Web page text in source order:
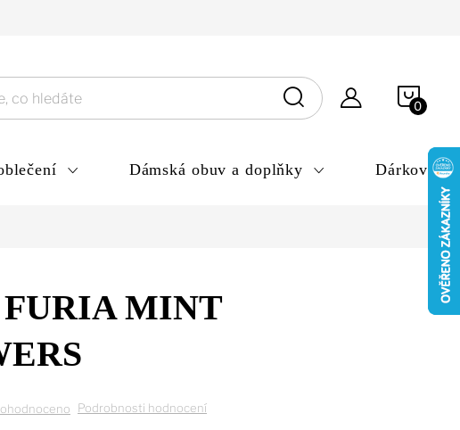
ochrany osobních údajů
Dámská obuv a doplňky Dárkové
FURIA MINT
Podrobnosti hodnocení